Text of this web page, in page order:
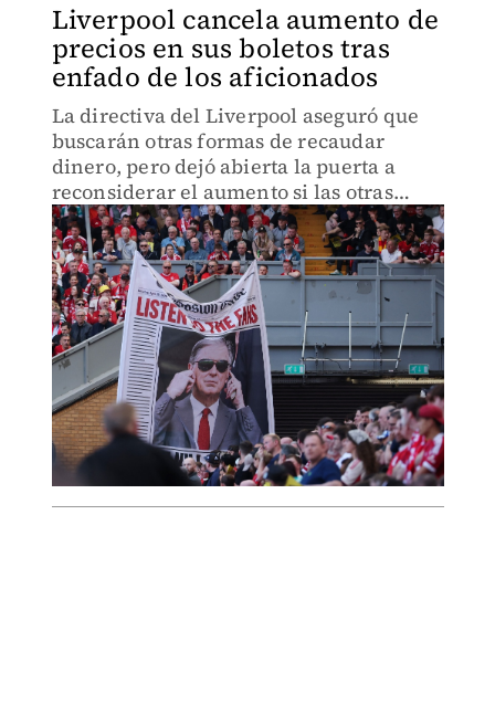
Liverpool cancela aumento de
precios en sus boletos tras
enfado de los aficionados
La directiva del Liverpool aseguró que
buscarán otras formas de recaudar
dinero, pero dejó abierta la puerta a
reconsiderar el aumento si las otras
opciones no resultan.